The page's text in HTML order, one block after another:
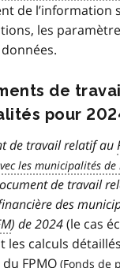
de l’information
les
de
pour
de travail relatif au
de travail
des
) de 2024(le cas
les calculs
FPMO